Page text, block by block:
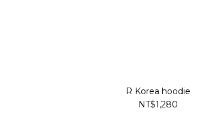
R Korea hoodie
NT$1,280